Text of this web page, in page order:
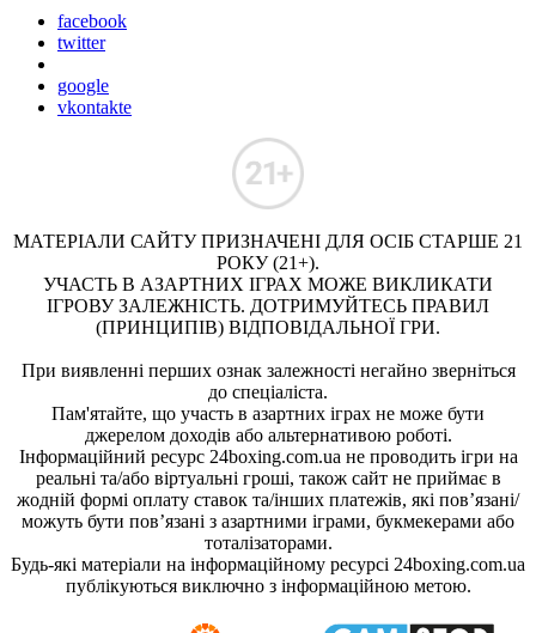
facebook
twitter
google
vkontakte
МАТЕРІАЛИ САЙТУ ПРИЗНАЧЕНІ ДЛЯ ОСІБ СТАРШЕ 21
РОКУ (21+).
УЧАСТЬ В АЗАРТНИХ ІГРАХ МОЖЕ ВИКЛИКАТИ
ІГРОВУ ЗАЛЕЖНІСТЬ. ДОТРИМУЙТЕСЬ ПРАВИЛ
(ПРИНЦИПІВ) ВІДПОВІДАЛЬНОЇ ГРИ.
При виявленні перших ознак залежності негайно зверніться
до спеціаліста.
Пам'ятайте, що участь в азартних іграх не може бути
джерелом доходів або альтернативою роботі.
Інформаційний ресурс 24boxing.com.ua не проводить ігри на
реальні та/або віртуальні гроші, також сайт не приймає в
жодній формі оплату ставок та/інших платежів, які пов’язані/
можуть бути пов’язані з азартними іграми, букмекерами або
тоталізаторами.
Будь-які матеріали на інформаційному ресурсі 24boxing.com.ua
публікуються виключно з інформаційною метою.